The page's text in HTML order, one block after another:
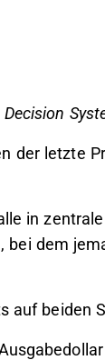
der letzte
in
dem
auf beiden